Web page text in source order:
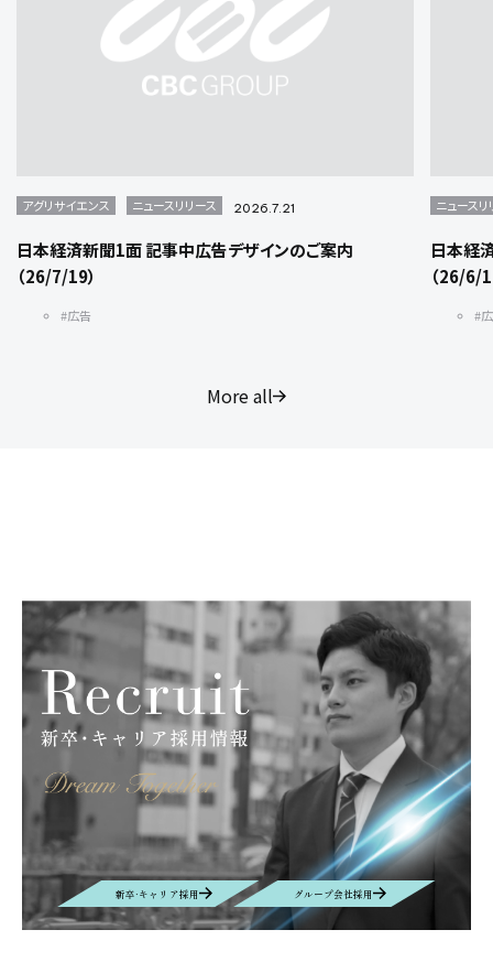
アグリサイエンス ニュースリリース 2026.7.21
日本経済新聞1面 記事中広告デザインのご案内
（26/7/19）
#広告
ニュースリ
日本経
（26/6/
#
More all
新卒·キャリア採用 グループ会社採用